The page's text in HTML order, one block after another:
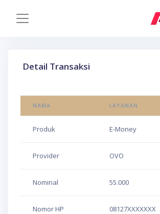
Detail Transaksi
NAMA LAYANAN
Produk E-Money
Provider OVO
Nominal 55.000
Nomor HP 08127XXXXXXX